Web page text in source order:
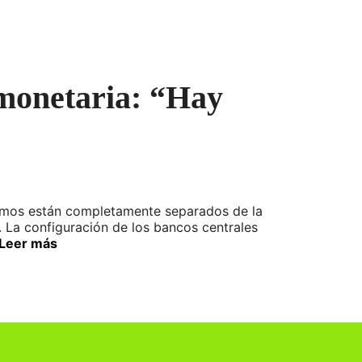
“Hay
están completamente separados de la
configuración de los bancos centrales
más